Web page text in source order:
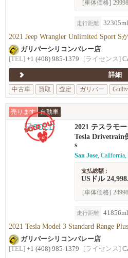
[車体価格] 29998
走行距離 32305ml
2021 Jeep Wrangler Unlimited Sport S
ガリバーシリコンバレー店
[TEL] +1 (408) 985-1379 [ライセンス]
詳細
中古車
買取 査定 ガリバー
売ります 自動車
2021 テスラモ
nge Plus
Tesla Drivetrain
s
San Jose, California,
支払総額 :
USドル
[車体価格] 24998
走行距離 41856ml
2021 Tesla Model 3 Standard Range
ガリバーシリコンバレー店
[TEL] +1 (408) 985-1379 [ライセンス]